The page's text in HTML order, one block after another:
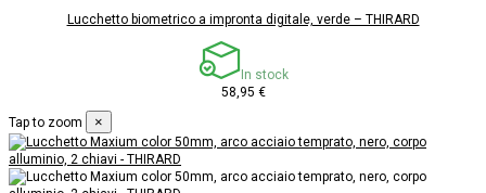
Lucchetto biometrico a impronta digitale, verde – THIRARD
In stock
58,95 €
Tap to zoom
×